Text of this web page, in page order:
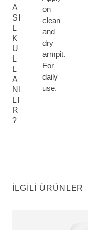
A
SI
L
K
U
L
L
A
NI
LI
R
?
on
clean
and
dry
armpit.
For
daily
use.
İLGILI ÜRÜNLER